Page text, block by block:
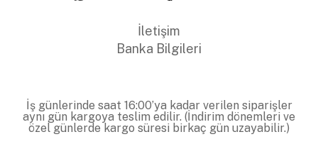
İletişim
Banka Bilgileri
İş günlerinde saat 16:00’ya kadar verilen siparişler
aynı gün kargoya teslim edilir. (İndirim dönemleri ve
özel günlerde kargo süresi birkaç gün uzayabilir.)